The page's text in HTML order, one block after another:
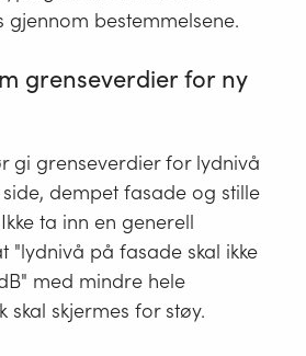
ved
Stille
side
ved
plangrep,
eller
ved
skjerming
nært
størrelse.
skal
slik
at
god
kvalitet
oppnås,
herunder
i
gjennom bestemmelsene.
grenseverdier for ny
gi grenseverdier for lydnivå
dempet fasade og stille
ta inn en generell
"lydnivå på fasade skal ikke
med mindre hele
skal skjermes for støy.